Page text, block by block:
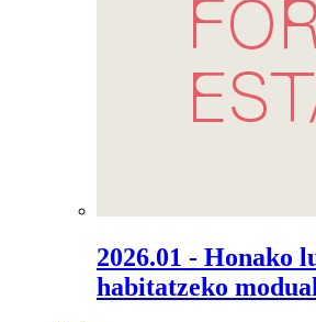
2026.01 - Honako
habitatzeko